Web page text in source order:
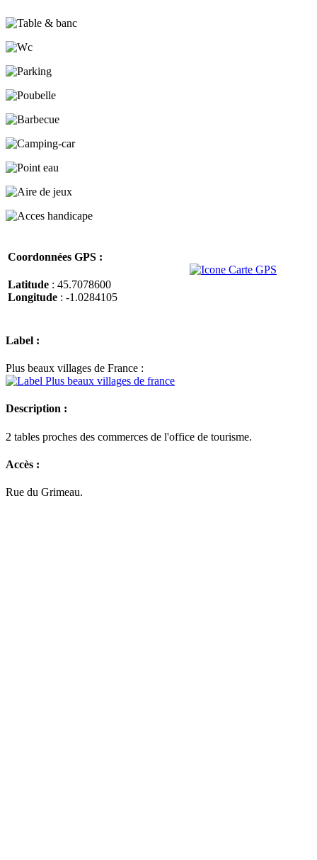
Coordonnées GPS :
Latitude : 45.7078600
Longitude : -1.0284105
Label :
Plus beaux villages de France :
Description :
2 tables proches des commerces de l'office de tourisme.
Accès :
Rue du Grimeau.